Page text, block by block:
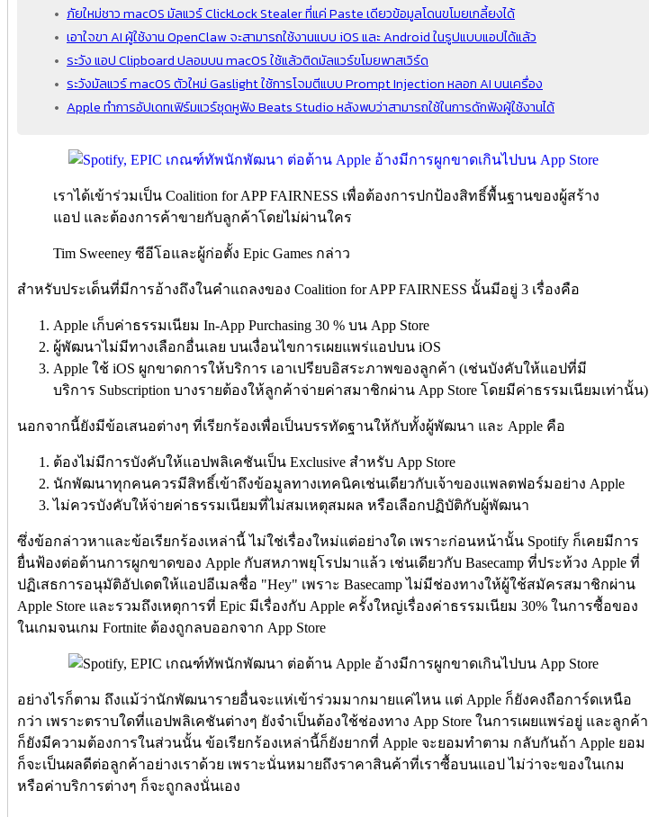
ภัยใหม่ชาว macOS มัลแวร์ ClickLock Stealer ที่แค่ Paste เดียวข้อมูลโดนขโมยเกลี้ยงได้
เอาใจขา AI ผู้ใช้งาน OpenClaw จะสามารถใช้งานแบบ iOS และ Android ในรูปแบบแอปได้แล้ว
ระวัง แอป Clipboard ปลอมบน macOS ใช้แล้วติดมัลแวร์ขโมยพาสเวิร์ด
ระวังมัลแวร์ macOS ตัวใหม่ Gaslight ใช้การโจมตีแบบ Prompt Injection หลอก AI บนเครื่อง
Apple ทำการอัปเดทเฟิร์มแวร์ชุดหูฟัง Beats Studio หลังพบว่าสามารถใช้ในการดักฟังผู้ใช้งานได้
เราได้เข้าร่วมเป็น Coalition for APP FAIRNESS เพื่อต้องการปกป้องสิทธิ์พื้นฐานของผู้สร้าง
แอป และต้องการค้าขายกับลูกค้าโดยไม่ผ่านใคร
Tim Sweeney ซีอีโอและผู้ก่อตั้ง Epic Games กล่าว
สำหรับประเด็นที่มีการอ้างถึงในคำแถลงของ Coalition for APP FAIRNESS นั้นมีอยู่ 3 เรื่องคือ
Apple เก็บค่าธรรมเนียม In-App Purchasing 30 % บน App Store
ผู้พัฒนาไม่มีทางเลือกอื่นเลย บนเงื่อนไขการเผยแพร่แอปบน iOS
Apple ใช้ iOS ผูกขาดการให้บริการ เอาเปรียบอิสระภาพของลูกค้า (เช่นบังคับให้แอปที่มี
บริการ Subscription บางรายต้องให้ลูกค้าจ่ายค่าสมาชิกผ่าน App Store โดยมีค่าธรรมเนียมเท่านั้น)
นอกจากนี้ยังมีข้อเสนอต่างๆ ที่เรียกร้องเพื่อเป็นบรรทัดฐานให้กับทั้งผู้พัฒนา และ Apple คือ
ต้องไม่มีการบังคับให้แอปพลิเคชันเป็น Exclusive สำหรับ App Store
นักพัฒนาทุกคนควรมีสิทธิ์เข้าถึงข้อมูลทางเทคนิคเช่นเดียวกับเจ้าของแพลตฟอร์มอย่าง Apple
ไม่ควรบังคับให้จ่ายค่าธรรมเนียมที่ไม่สมเหตุสมผล หรือเลือกปฏิบัติกับผู้พัฒนา
ซึ่งข้อกล่าวหาและข้อเรียกร้องเหล่านี้ ไม่ใช่เรื่องใหม่แต่อย่างใด เพราะก่อนหน้านั้น Spotify ก็เคยมีการ
ยื่นฟ้องต่อต้านการผูกขาดของ Apple กับสหภาพยุโรปมาแล้ว เช่นเดียวกับ Basecamp ที่ประท้วง Apple ที่
ปฏิเสธการอนุมัติอัปเดตให้แอปอีเมลชื่อ "Hey" เพราะ Basecamp ไม่มีช่องทางให้ผู้ใช้สมัครสมาชิกผ่าน
Apple Store และรวมถึงเหตุการที่ Epic มีเรื่องกับ Apple ครั้งใหญ่เรื่องค่าธรรมเนียม 30% ในการซื้อของ
ในเกมจนเกม Fortnite ต้องถูกลบออกจาก App Store
อย่างไรก็ตาม ถึงแม้ว่านักพัฒนารายอื่นจะแห่เข้าร่วมมากมายแค่ไหน แต่ Apple ก็ยังคงถือการ์ดเหนือ
กว่า เพราะตราบใดที่แอปพลิเคชันต่างๆ ยังจำเป็นต้องใช้ช่องทาง App Store ในการเผยแพร่อยู่ และลูกค้า
ก็ยังมีความต้องการในส่วนนั้น ข้อเรียกร้องเหล่านี้ก็ยังยากที่ Apple จะยอมทำตาม กลับกันถ้า Apple ยอม
ก็จะเป็นผลดีต่อลูกค้าอย่างเราด้วย เพราะนั่นหมายถึงราคาสินค้าที่เราซื้อบนแอป ไม่ว่าจะของในเกม
หรือค่าบริการต่างๆ ก็จะถูกลงนั่นเอง